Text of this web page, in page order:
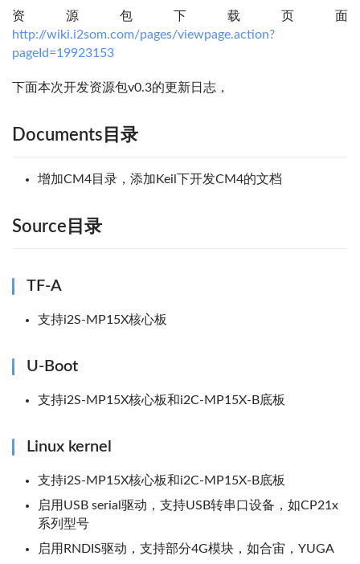
http://wiki.i2som.com/pages/viewpage.action?
pageId=19923153
下面本次开发资源包v0.3的更新日志，
Documents目录
增加CM4目录，添加Keil下开发CM4的文档
Source目录
TF-A
支持i2S-MP15X核心板
U-Boot
支持i2S-MP15X核心板和i2C-MP15X-B底板
Linux kernel
支持i2S-MP15X核心板和i2C-MP15X-B底板
启用USB serial驱动，支持USB转串口设备，如CP21x
系列型号
启用RNDIS驱动，支持部分4G模块，如合宙，YUGA